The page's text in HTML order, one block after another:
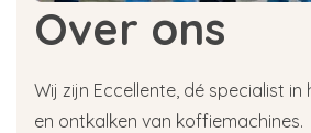
Over ons
Wij zijn Eccellente, dé specialist
en ontkalken van koffiemachines.